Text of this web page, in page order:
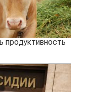
продуктивность